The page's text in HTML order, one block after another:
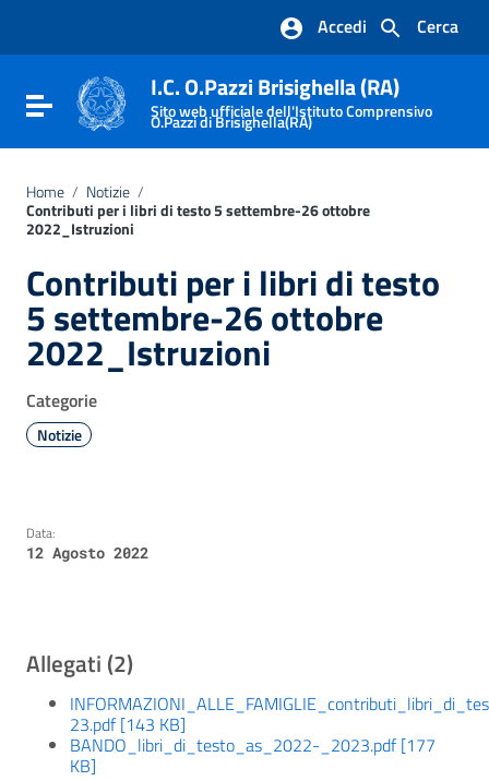
Vai al footer
Cerca
Accedi
Attiva / disattiva la navigazione
I.C. O.Pazzi Brisighella (RA)
Sito web ufficiale dell'Istituto Comprensivo
O.Pazzi di Brisighella(RA)
Home / Notizie /
Contributi per i libri di testo 5 settembre-26 ottobre
2022_Istruzioni
Contributi per i libri di testo
5 settembre-26 ottobre
2022_Istruzioni
Categorie
Notizie
Data:
12 Agosto 2022
Allegati (2)
23.pdf [143 KB]
BANDO_libri_di_testo_as_2022-_2023.pdf [177
KB]